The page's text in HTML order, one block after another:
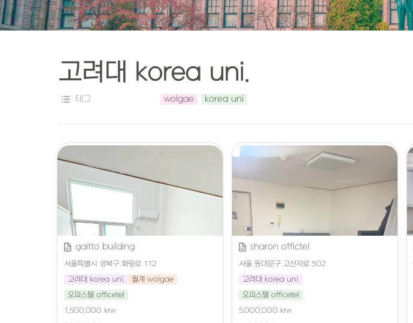
고려대 korea uni.
태그 wolgae korea uni
gaitto building
서울특별시 성북구 화랑로 112
고려대 korea uni.
월계 wolgae
오피스텔 officetel
1,500,000 krw
sharon offictel
서울 동대문구 고산자로 502
고려대 korea uni.
오피스텔 officetel
5,000,000 krw